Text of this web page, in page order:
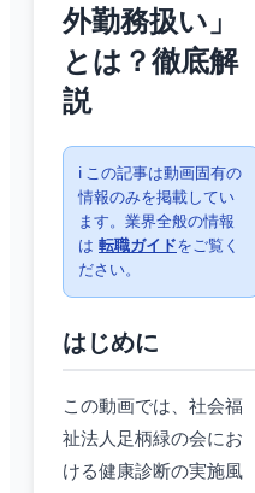
外勤務扱い」
とは？徹底解
説
ℹ️ この記事は動画固有の
情報のみを掲載してい
ます。業界全般の情報
は 転職ガイドをご覧く
ださい。
はじめに
この動画では、社会福
祉法人足柄緑の会にお
ける健康診断の実施風